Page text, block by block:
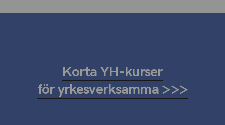
Korta YH-kurser
för yrkesverksamma >>>